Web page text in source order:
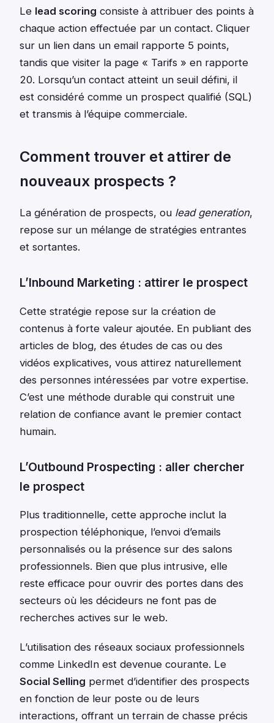
Le lead scoring consiste à attribuer des points à
chaque action effectuée par un contact. Cliquer
sur un lien dans un email rapporte 5 points,
tandis que visiter la page « Tarifs » en rapporte
20. Lorsqu’un contact atteint un seuil défini, il
est considéré comme un prospect qualifié (SQL)
et transmis à l’équipe commerciale.
Comment trouver et attirer de
nouveaux prospects ?
La génération de prospects, ou lead generation,
repose sur un mélange de stratégies entrantes
et sortantes.
L’Inbound Marketing : attirer le prospect
Cette stratégie repose sur la création de
contenus à forte valeur ajoutée. En publiant des
articles de blog, des études de cas ou des
vidéos explicatives, vous attirez naturellement
des personnes intéressées par votre expertise.
C’est une méthode durable qui construit une
relation de confiance avant le premier contact
humain.
L’Outbound Prospecting : aller chercher
le prospect
Plus traditionnelle, cette approche inclut la
prospection téléphonique, l’envoi d’emails
personnalisés ou la présence sur des salons
professionnels. Bien que plus intrusive, elle
reste efficace pour ouvrir des portes dans des
secteurs où les décideurs ne font pas de
recherches actives sur le web.
L’utilisation des réseaux sociaux professionnels
comme LinkedIn est devenue courante. Le
Social Selling permet d’identifier des prospects
en fonction de leur poste ou de leurs
interactions, offrant un terrain de chasse précis